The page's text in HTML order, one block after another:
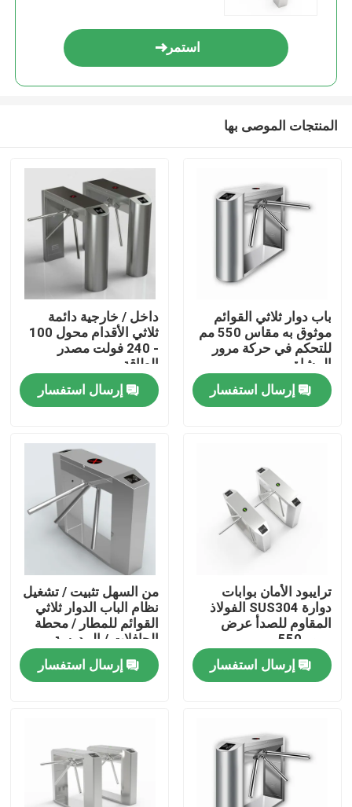
منزل
المنتجات
حول بنا
جولة في المعمل
ضبط الجودة
اتصل بنا
جميع القضايا
طلب اقتباس
استمر
المنتجات الموصى بها
باب دوار ثلاثي القوائم
موثوق به مقاس 550 مم
للتحكم في حركة مرور
المشاة
إرسال استفسار
داخل / خارجية دائمة
ثلاثي الأقدام محول 100
- 240 فولت مصدر
الطاقة
إرسال استفسار
ترايبود الأمان بوابات
دوارة SUS304 الفولاذ
المقاوم للصدأ عرض
إرسال استفسار
من السهل تثبيت / تشغيل
نظام الباب الدوار ثلاثي
القوائم للمطار / محطة
الحافلات / المدرسة
إرسال استفسار